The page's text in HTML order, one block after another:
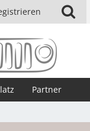
Partner